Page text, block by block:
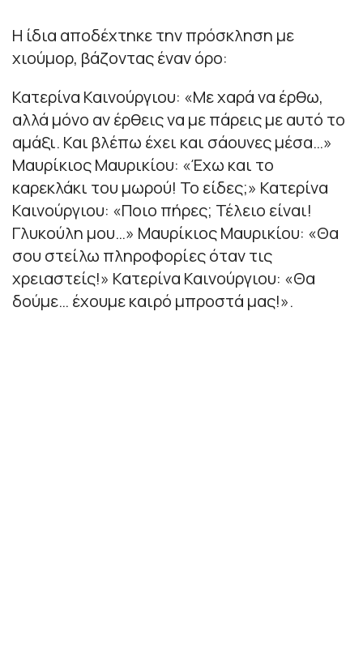
Η ίδια αποδέχτηκε την πρόσκληση με
χιούμορ, βάζοντας έναν όρο:
Κατερίνα Καινούργιου: «Με χαρά να έρθω,
αλλά μόνο αν έρθεις να με πάρεις με αυτό το
αμάξι. Και βλέπω έχει και σάουνες μέσα…»
Μαυρίκιος Μαυρικίου: «Έχω και το
καρεκλάκι του μωρού! Το είδες;» Κατερίνα
Καινούργιου: «Ποιο πήρες; Τέλειο είναι!
Γλυκούλη μου…» Μαυρίκιος Μαυρικίου: «Θα
σου στείλω πληροφορίες όταν τις
χρειαστείς!» Κατερίνα Καινούργιου: «Θα
δούμε… έχουμε καιρό μπροστά μας!».